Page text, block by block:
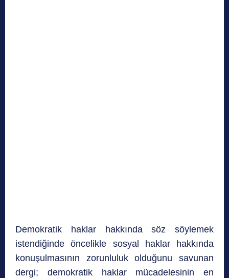
Demokratik haklar hakkında söz söylemek
istendiğinde öncelikle sosyal haklar hakkında
konuşulmasının zorunluluk olduğunu savunan
dergi; demokratik haklar mücadelesinin en